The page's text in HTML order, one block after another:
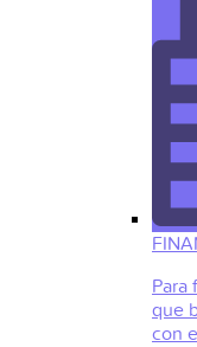
Para
que
con